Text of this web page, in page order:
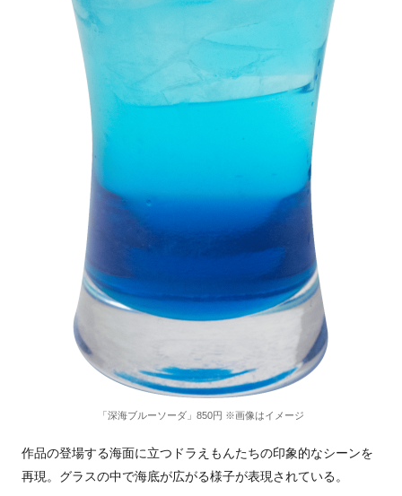
「深海ブルーソーダ」850円 ※画像はイメージ
作品の登場する海面に立つドラえもんたちの印象的なシーンを
再現。グラスの中で海底が広がる様子が表現されている。